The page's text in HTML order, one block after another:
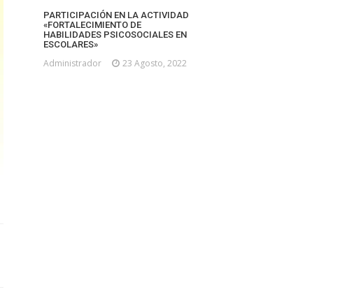
PARTICIPACIÓN EN LA ACTIVIDAD
«FORTALECIMIENTO DE
HABILIDADES PSICOSOCIALES EN
ESCOLARES»
Administrador 23 Agosto, 2022